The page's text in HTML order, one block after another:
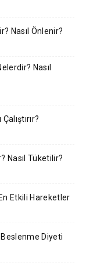
Nasıl Önlenir?
Nasıl
Nasıl Tüketilir?
Etkili Hareketler
Diyeti